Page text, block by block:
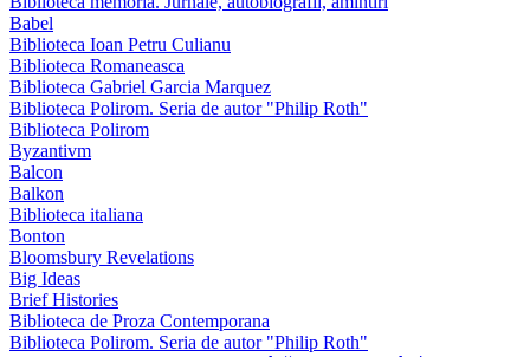
Babel
Biblioteca Ioan Petru Culianu
Biblioteca Romaneasca
Biblioteca Gabriel Garcia Marquez
Biblioteca Polirom. Seria de autor "Philip Roth"
Biblioteca Polirom
Byzantivm
Balcon
Balkon
Biblioteca italiana
Bonton
Bloomsbury Revelations
Big Ideas
Brief Histories
Biblioteca de Proza Contemporana
Biblioteca Polirom. Seria de autor "Philip Roth"